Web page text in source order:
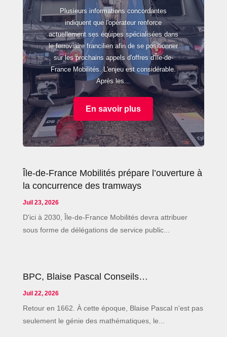
Plusieurs informations concordantes
indiquent que l'opérateur renforce
actuellement ses équipes spécialisées dans
le ferroviaire francilien afin de se positionner
sur les prochains appels d'offres d'Île-de-
France Mobilités. L'enjeu est considérable.
Après les...
En savoir plus
Île-de-France Mobilités prépare l’ouverture à
la concurrence des tramways
Juil 23, 2026
D'ici à 2030, Île-de-France Mobilités devra attribuer
sous forme de délégations de service public...
BPC, Blaise Pascal Conseils…
Juil 22, 2026
Retour en 1662. À cette époque, Blaise Pascal n'est pas
seulement le génie des mathématiques, le...